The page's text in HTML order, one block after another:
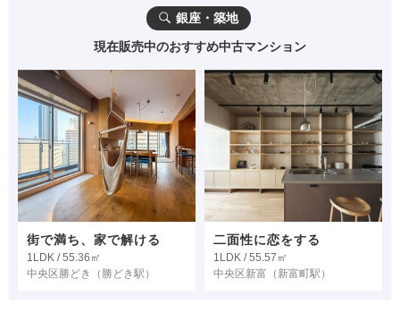
銀座・築地
現在販売中のおすすめ中古マンション
街で満ち、家で解ける
1LDK / 55.36㎡
中央区勝どき
（勝どき駅）
二面性に恋をする
1LDK / 55.57㎡
中央区新富 （新富町駅）